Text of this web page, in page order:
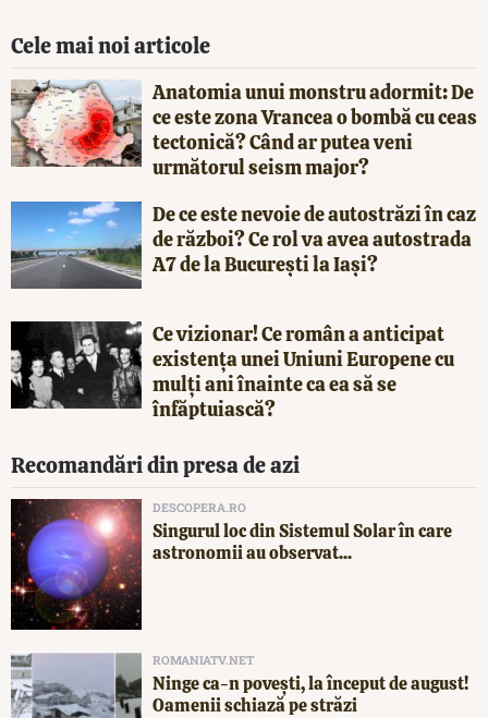
Cele mai noi articole
Anatomia unui monstru adormit: De
ce este zona Vrancea o bombă cu ceas
tectonică? Când ar putea veni
următorul seism major?
De ce este nevoie de autostrăzi în caz
de război? Ce rol va avea autostrada
A7 de la București la Iași?
Ce vizionar! Ce român a anticipat
existența unei Uniuni Europene cu
mulți ani înainte ca ea să se
înfăptuiască?
Recomandări din presa de azi
DESCOPERA.RO
Singurul loc din Sistemul Solar în care
astronomii au observat...
ROMANIATV.NET
Ninge ca-n povești, la început de august!
Oamenii schiază pe străzi